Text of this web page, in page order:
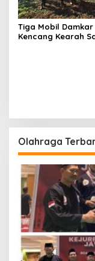
Tiga Mobil Damkar
Kencang Kearah
Olahraga